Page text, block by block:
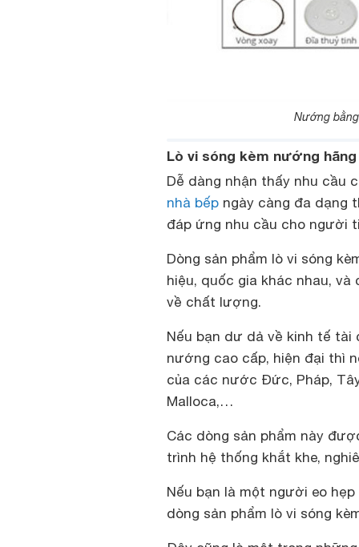
Nướng
Lò vi sóng kèm nướng
Dễ dàng nhận thấy nhu cầu
nhà bếp ngày càng đa dạng
đáp ứng nhu cầu cho người
Dòng sản phẩm lò vi sóng
hiệu, quốc gia khác nhau,
về chất lượng.
Nếu bạn dư dả về kinh tế tài
nướng cao cấp, hiện đại thì
của các nước Đức, Pháp,
Malloca,…
Các dòng sản phẩm này
trình hệ thống khắt khe,
Nếu bạn là một người eo
dòng sản phẩm lò vi sóng